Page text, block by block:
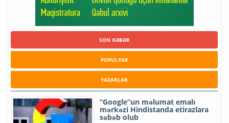
SON XƏBƏR
POPULYAR
YAZARLAR
“Google”un məlumat emalı
mərkəzi Hindistanda etirazlara
səbəb olub